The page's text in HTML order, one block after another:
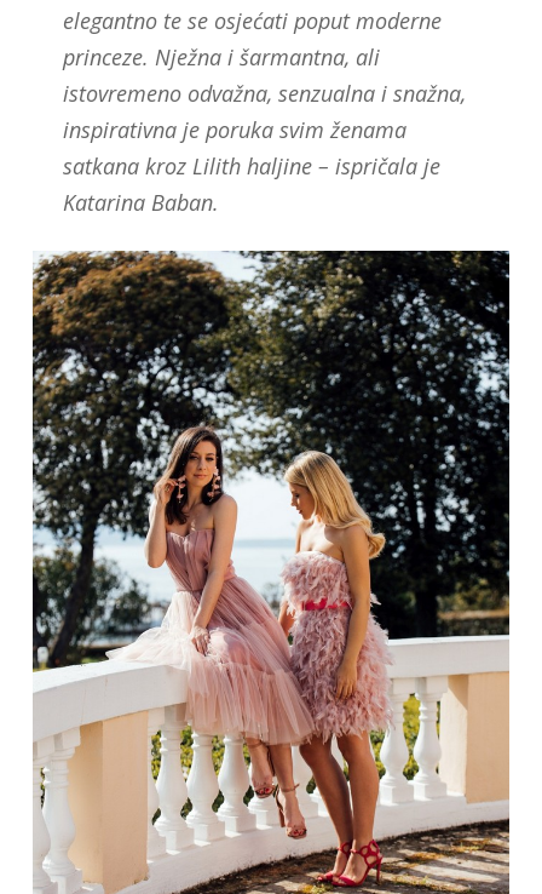
elegantno te se osjećati poput moderne
princeze. Nježna i šarmantna, ali
istovremeno odvažna, senzualna i snažna,
inspirativna je poruka svim ženama
satkana kroz Lilith haljine – ispričala je
Katarina Baban.